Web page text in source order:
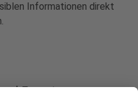
Informationen direkt
Experten